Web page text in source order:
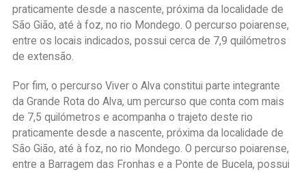
praticamente desde a nascente, próxima da localidade de
São Gião, até à foz, no rio Mondego. O percurso poiarense,
entre os locais indicados, possui cerca de 7,9 quilómetros
de extensão.
Por fim, o percurso Viver o Alva constitui parte integrante
da Grande Rota do Alva, um percurso que conta com mais
de 7,5 quilómetros e acompanha o trajeto deste rio
praticamente desde a nascente, próxima da localidade de
São Gião, até à foz, no rio Mondego. O percurso poiarense,
entre a Barragem das Fronhas e a Ponte de Bucela, possui